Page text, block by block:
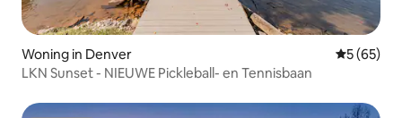
Woning in Denver
5 (65)
LKN Sunset - NIEUWE Pickleball- en Tennisbaan